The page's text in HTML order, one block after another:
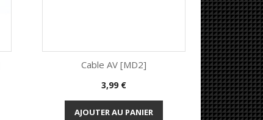
Aperçu rapide
Cable AV [MD2]
Prix
3,99 €
AJOUTER AU PANIER